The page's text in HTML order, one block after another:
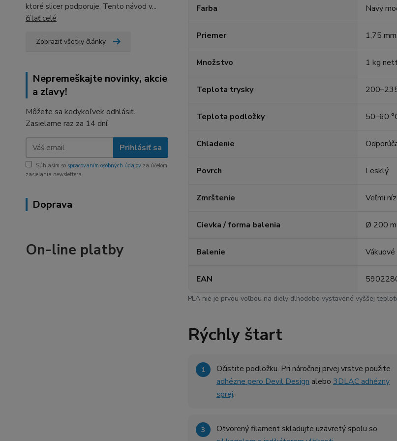
ktoré slicer podporuje. Tento návod v...
čítať celé
Zobraziť všetky články
Nepremeškajte novinky, akcie
a zľavy!
Môžete sa kedykoľvek odhlásiť.
Zasielame raz za 14 dní.
Prihlásiť sa
Súhlasím so spracovaním osobných údajov za účelom
zasielania newslettera.
Doprava
On-line platby
Farba Navy
Priemer 1,75
Množstvo 1 kg
Teplota trysky
Teplota podložky 50–60
Chladenie
Povrch Lesklý
Zmrštenie Veľmi
Cievka / forma balenia Ø 200
Balenie
EAN
PLA nie je prvou voľbou na diely dlhodobo vystavené vyššej
Rýchly štart
Očistite podložku. Pri náročnej prvej vrstve použite
adhézne pero Devil Design alebo 3DLAC adhézny
sprej.
Otvorený filament skladujte uzavretý spolu so